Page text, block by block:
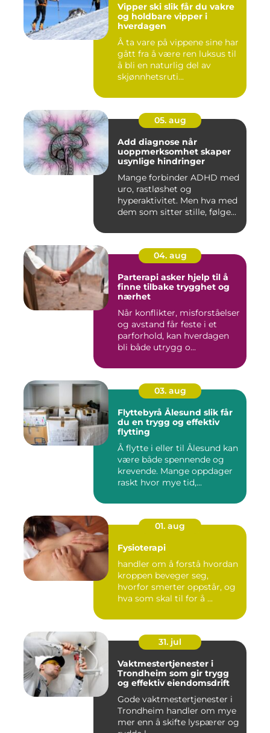
Vipper ski slik får du vakre
og holdbare vipper i
hverdagen
Å ta vare på vippene sine har
gått fra å være ren luksus til
å bli en naturlig del av
skjønnhetsruti...
05. aug
Add diagnose når
uoppmerksomhet skaper
usynlige hindringer
Mange forbinder ADHD med
uro, rastløshet og
hyperaktivitet. Men hva med
dem som sitter stille, følge...
04. aug
Parterapi asker hjelp til å
finne tilbake trygghet og
nærhet
Når konflikter, misforståelser
og avstand får feste i et
parforhold, kan hverdagen
bli både utrygg o...
03. aug
Flyttebyrå Ålesund slik får
du en trygg og effektiv
flytting
Å flytte i eller til Ålesund kan
være både spennende og
krevende. Mange oppdager
raskt hvor mye tid,...
01. aug
Fysioterapi
handler om å forstå hvordan
kroppen beveger seg,
hvorfor smerter oppstår, og
hva som skal til for å ...
31. jul
Vaktmestertjenester i
Trondheim som gir trygg
og effektiv eiendomsdrift
Gode vaktmestertjenester i
Trondheim handler om mye
mer enn å skifte lyspærer og